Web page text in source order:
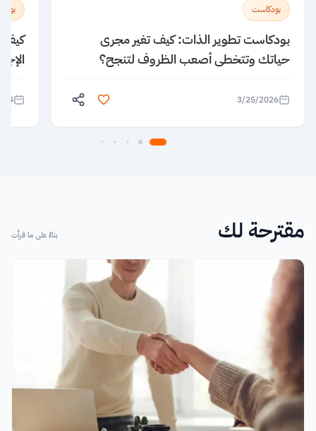
بودكاست
بودكاست تطوير الذات: كيف تغير مجرى
حياتك وتتخطى أصعب الظروف لتنجح؟
3/25/2026
كيف
مقترحة لك بناءً على ما قرأت